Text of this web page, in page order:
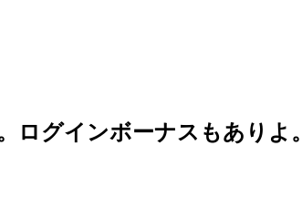
ログインボーナスもありよ。